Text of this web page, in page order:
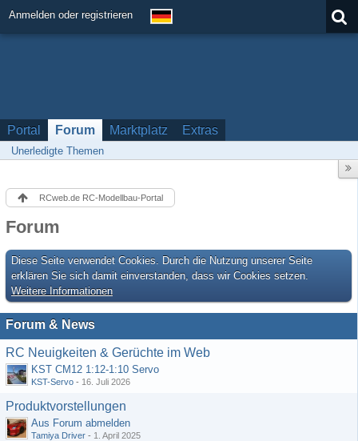
Anmelden oder registrieren
Portal Forum Marktplatz Extras
Unerledigte Themen
RCweb.de RC-Modellbau-Portal
Forum
Diese Seite verwendet Cookies. Durch die Nutzung unserer Seite
erklären Sie sich damit einverstanden, dass wir Cookies setzen.
Weitere Informationen
Forum & News
RC Neuigkeiten & Gerüchte im Web
KST CM12 1:12-1:10 Servo
KST-Servo - 16. Juli 2026
Produktvorstellungen
Aus Forum abmelden
Tamiya Driver - 1. April 2025